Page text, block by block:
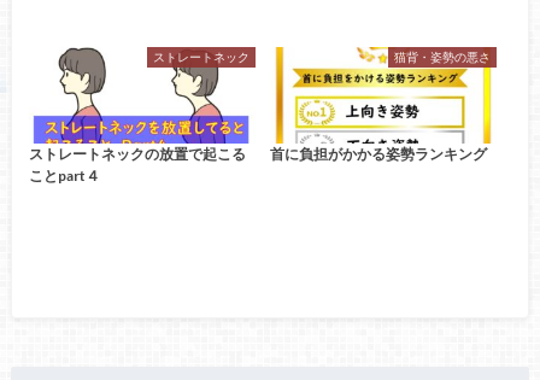
ストレートネック
ストレートネックの放置で起こる
ことpart４
猫背・姿勢の悪さ
首に負担がかかる姿勢ランキング